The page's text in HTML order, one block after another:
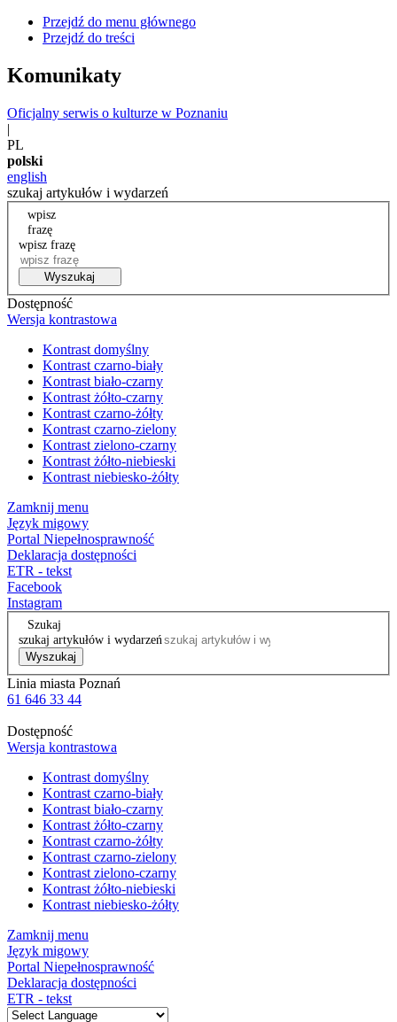
Przejdź do menu głównego
Przejdź do treści
Komunikaty
Oficjalny serwis o kulturze w Poznaniu
|
PL
polski
english
szukaj artykułów i wydarzeń
wpisz
frazę
wpisz frazę
Wyszukaj
Dostępność
Wersja kontrastowa
Kontrast domyślny
Kontrast czarno-biały
Kontrast biało-czarny
Kontrast żółto-czarny
Kontrast czarno-żółty
Kontrast czarno-zielony
Kontrast zielono-czarny
Kontrast żółto-niebieski
Kontrast niebiesko-żółty
Zamknij menu
Język migowy
Portal Niepełnosprawność
Deklaracja dostępności
ETR - tekst
Facebook
Instagram
Szukaj
szukaj artykułów i wydarzeń
Wyszukaj
Linia miasta Poznań
61 646 33 44
Dostępność
Wersja kontrastowa
Kontrast domyślny
Kontrast czarno-biały
Kontrast biało-czarny
Kontrast żółto-czarny
Kontrast czarno-żółty
Kontrast czarno-zielony
Kontrast zielono-czarny
Kontrast żółto-niebieski
Kontrast niebiesko-żółty
Zamknij menu
Język migowy
Portal Niepełnosprawność
Deklaracja dostępności
ETR - tekst